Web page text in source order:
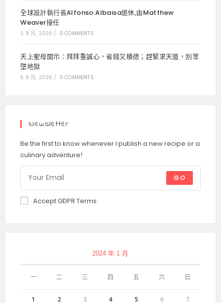
全球設計執行長Alfonso Albaisa退休,由Matthew
Weaver接任
5 8 月, 2026 / 0 COMMENTS
天上聖母開示：拜拜重誠心，省錢又積德；趕緊求天道，別等
墮地獄
5 8 月, 2026 / 0 COMMENTS
Newsletter
Be the first to know whenever I publish a new recipe or a
culinary adventure!
GO
Accept GDPR Terms
2024 年 1 月
一 二 三 四 五 六 日
1 2 3 4 5 6 7